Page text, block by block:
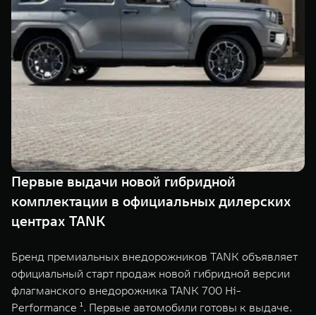
TANK 500
Веди за собой
от 6 499 000 ₽
TANK 700
Сила
от 10 199
TANK Финансы
Корпоративным клиентам
TANK ФИНАНСЫ
TANK Кредит
TANK Лизинг
TANK Страхование
Сервис
Специальные предложения
Моторные масла
ЦИФРОВЫЕ СЕРВИСЫ TANK
Цифровые сервисы TANK
Подписки
Первые выдачи новой гибридной
комплектации в официальных дилерских
центрах TANK
Бренд премиальных внедорожников TANK объявляет
официальный старт продаж новой гибридной версии
флагманского внедорожника TANK 700 Hi-
Performance ¹. Первые автомобили готовы к выдаче.